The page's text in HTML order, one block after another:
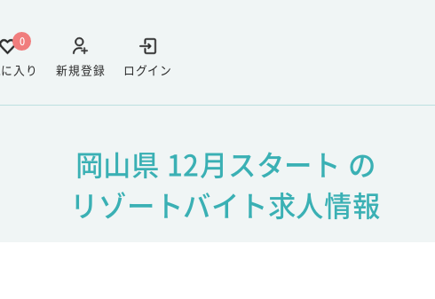
ログイン
新規登録
0
入り
岡山県 12月スタート の
リゾートバイト求人情報